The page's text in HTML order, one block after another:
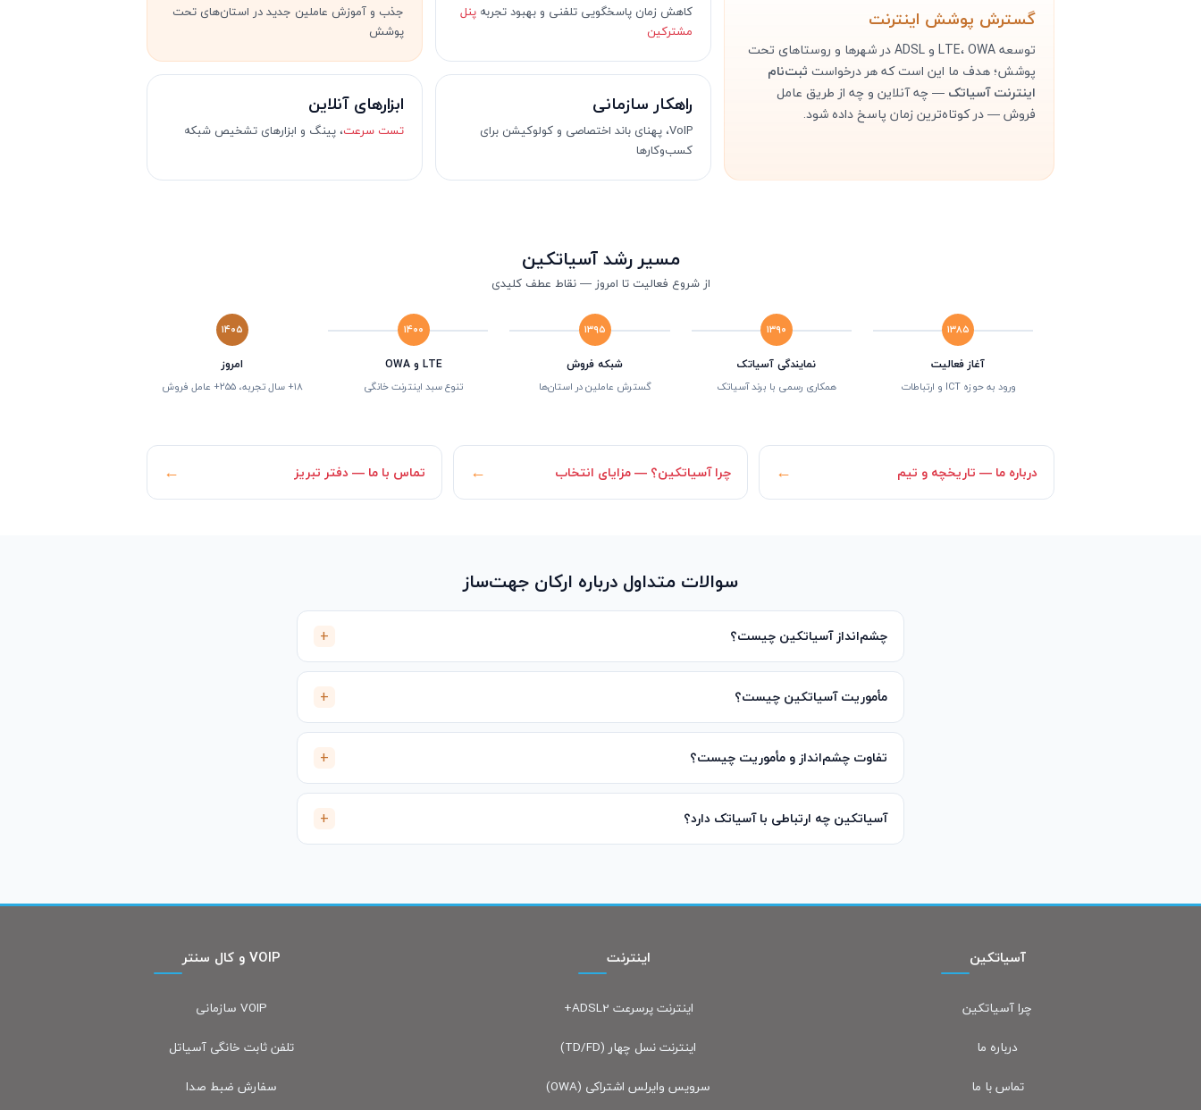
گسترش پوشش اینترنت
توسعه LTE، OWA و ADSL در شهرها و روستاهای تحت
پوشش؛ هدف ما این است که هر درخواست ثبت‌نام
اینترنت آسیاتک — چه آنلاین و چه از طریق عامل
فروش — در کوتاه‌ترین زمان پاسخ داده شود.
کاهش زمان پاسخگویی تلفنی و بهبود تجربهپنل
مشترکین
جذب و آموزش عاملین جدید در استان‌های تحت
پوشش
راهکار سازمانی
VoIP، پهنای باند اختصاصی و کولوکیشن برای
کسب‌وکارها
ابزارهای آنلاین
تست سرعت، پینگ و ابزارهای تشخیص شبکه
مسیر رشد آسیاتکین
از شروع فعالیت تا امروز — نقاط عطف کلیدی
۱۳۸۵
آغاز فعالیت
ورود به حوزه ICT و ارتباطات
۱۳۹۰
نمایندگی آسیاتک
همکاری رسمی با برند آسیاتک
۱۳۹۵
شبکه فروش
گسترش عاملین در استان‌ها
۱۴۰۰
LTE و OWA
تنوع سبد اینترنت خانگی
۱۴۰۵
امروز
۱۸+ سال تجربه، ۲۵۵+ عامل فروش
درباره ما — تاریخچه و تیم ← چرا آسیاتکین؟ — مزایای انتخاب ← تماس با ما — دفتر تبریز ←
سوالات متداول درباره ارکان جهت‌ساز
چشم‌انداز آسیاتکین چیست؟
مأموریت آسیاتکین چیست؟
تفاوت چشم‌انداز و مأموریت چیست؟
آسیاتکین چه ارتباطی با آسیاتک دارد؟
آسیاتکین
چرا آسیاتکین
درباره ما
تماس با ما
اینترنت
اینترنت پرسرعت ADSL2+
اینترنت نسل چهار (TD/FD)
سرویس وایرلس اشتراکی (OWA)
VOIP و کال سنتر
VOIP سازمانی
تلفن ثابت خانگی آسیاتل
سفارش ضبط صدا
پشتیبانی آنلاین آسیاتکین